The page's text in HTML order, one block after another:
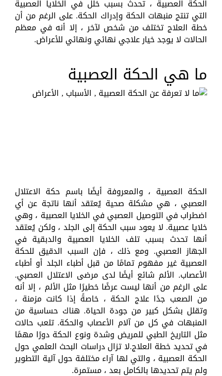
الحكة العصبية ، تحدث بسبب خلل في الخلايا العصبية
التي تنتج منبهات الحكة وإدراك الحكة. على الرغم من أن
خطة العلاج تختلف من شخص لآخر ، إلا أنه في معظم
الحالات لا يوجد خيار علاجي نهائي ونهائي للأعراض.
ما هي الحكة العصبية
الحكة العصبية ، والمعروفة أيضًا باسم حكة الاعتلال
العصبي ، هي مشكلة صحية يُعتقد أنها ناتجة عن أي
اضطراب في التوصيل العصبي في الخلايا العصبية ، وهي
خلايا عصبية. لا يعود سبب الحكة إلى الجلد ، ولكن يُعتقد
أنها تحدث بسبب تلف الخلايا العصبية والدبقية في
الجهاز العصبي. ومع ذلك ، فإن السبب الدقيق للحكة
العصبية غير مفهوم تمامًا من قبل أطباء الجلد أو أطباء
الأعصاب. الألم شائع أيضًا لدى مرضى الاعتلال العصبي.
على الرغم من أنها ليست عرضًا خطيرًا مثل الألم ، إلا أنه
من الصعب جدًا علاج الحكة ، خاصةً إذا كانت مزمنة ،
وتقلل بشكل كبير من جودة الحياة. هناك حساسية من
المنبهات في كل من آلام الأعصاب والحكة. تلعب حالات
مثل التاريخ الطبي للمريض وشدة ونوع الحكة دورًا مهمًا
في تحديد خطة العلاج.لا تزال دراسات البحث العلمي حول
الحكة العصبية ، والتي لها آراء مختلفة حول آلية التطوير
ولم يتم تحديدها بالكامل بعد ، مستمرة.